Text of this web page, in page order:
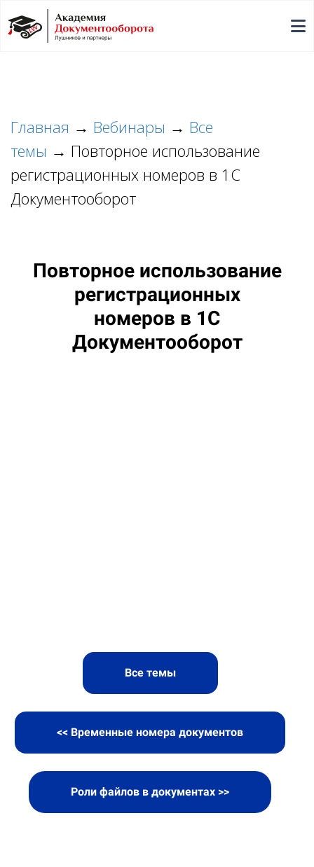
Главная → Вебинары → Все
темы → Повторное использование
регистрационных номеров в 1С
Документооборот
Повторное использование
регистрационных
номеров в 1С
Документооборот
Все темы
<< Временные номера документов
Роли файлов в документах >>